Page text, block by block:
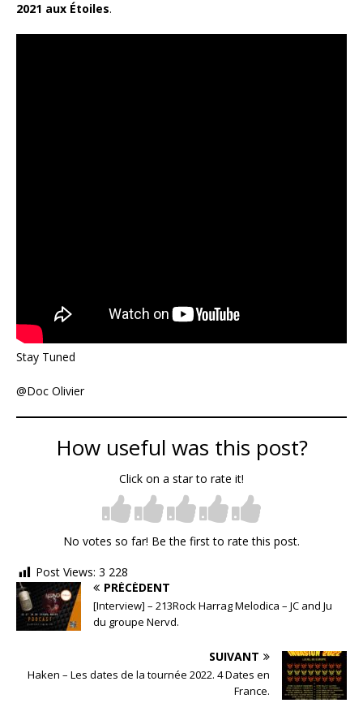
2021 aux Étoiles.
Stay Tuned
@Doc Olivier
How useful was this post?
Click on a star to rate it!
No votes so far! Be the first to rate this post.
Post Views: 3 228
PRÉCÉDENT
[Interview] – 213Rock Harrag Melodica – JC and Ju
du groupe Nervd.
SUIVANT
Haken – Les dates de la tournée 2022. 4 Dates en
France.